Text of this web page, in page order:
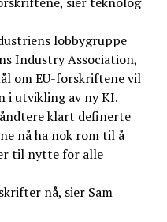
lobbygruppe
Industry Association,
om EU-forskriftene vil
i utvikling av ny KI.
klart definerte
nå ha nok rom til å
til nytte for alle
nå, sier Sam